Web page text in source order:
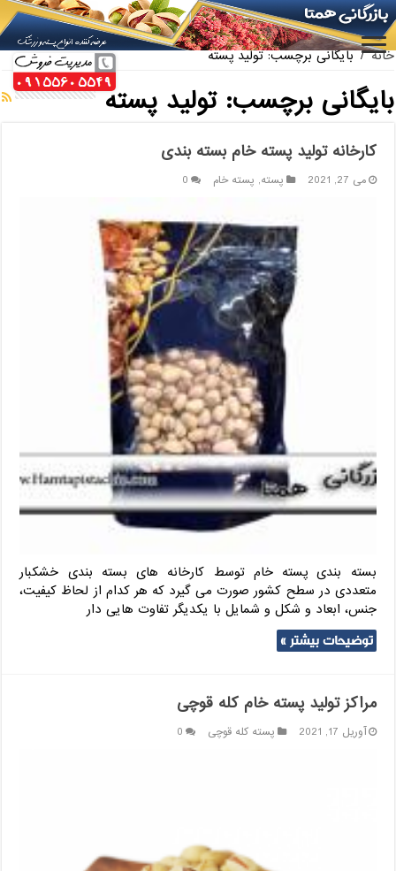
ارائه کننده بهترین پسته کله قوچی سیرجان
خانه / بایگانی برچسب: تولید پسته
بایگانی برچسب:تولید پسته
کارخانه تولید پسته خام بسته بندی
می 27, 2021 پسته, پسته خام 0
بسته بندی پسته خام توسط کارخانه های بسته بندی خشکبار
متعددی در سطح کشور صورت می گیرد که هر کدام از لحاظ کیفیت،
جنس، ابعاد و شکل و شمایل با یکدیگر تفاوت هایی دار
توضیحات بیشتر »
مراکز تولید پسته خام کله قوچی
آوریل 17, 2021 پسته کله قوچی 0